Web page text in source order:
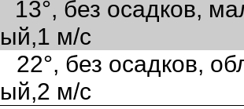
без осадков,
м/с
без осадков,
м/с